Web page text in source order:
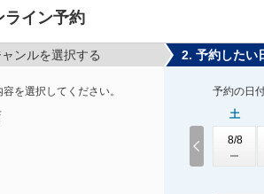
ライン予約
ンルを選択する
を選択してください。
2. 予約したい
予約の日
土
8/8